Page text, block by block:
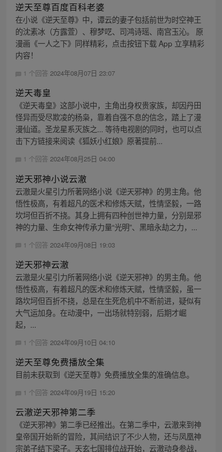
逆天至尊百度百科老婆
在小说《逆天至尊》中，谭云的妻子包括前世为时空神王
的沈素冰（方露萱）、穆梦呓、司鸿诗瑶、南宫玉沁。 原
漫画《一人之下》同样精彩，点击按钮下载 App 立享精彩
内容！
1 个回答 2024年08月07日 23:07
逆天毒皇
《逆天毒皇》这部小说中，主角出身权贵家族，却因丹田
怪异而受尽欺凌的杨枭，靠着自强不息的信念，踏上了漫
漫仙道。圣龙星系灭族之... 等待电视剧的同时，也可以点
击下方链接来阅读《狐妖小红娘》原著提前...
1 个回答 2024年08月25日 04:00
逆天邪神小说云澈
云澈是火星引力所著网络小说《逆天邪神》的男主角。他
悟性极高，有着超凡的医术和修炼天赋，性情坚毅，一路
坎坷但百折不挠。其身上拥有四种创世神力量，分别是邪
神的力量、生命女神传承力量“光明”、黑暗永劫之力，...
1 个回答 2024年09月08日 19:03
逆天邪神云澈
云澈是火星引力所著网络小说《逆天邪神》的男主角。他
悟性极高，有着超凡的医术和修炼天赋，性情坚毅，虽一
路坎坷但百折不挠，总是在生死危机中不断前进，疑似有
大气运加身。在动漫中，一出场就特别弱，后期才崛
起，...
1 个回答 2024年09月10日 04:10
逆天至尊免费播放全集
目前未获取到《逆天至尊》免费播放全集的准确信息。
1 个回答 2024年09月19日 15:20
云澈逆天邪神第二季
《逆天邪神》第二季已经推出。在第二季中，云澈来到神
皇帝国开始新的冒险，其间结识了不少人物，还与凤凰神
宗弟子结下梁子。天玄七国排位战开始，云澈动身参战，